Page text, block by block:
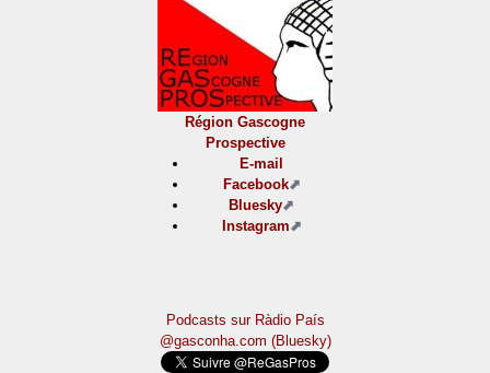
Région Gascogne
Prospective
E-mail
Facebook
Bluesky
Instagram
Podcasts sur Ràdio País
@gasconha.com (Bluesky)